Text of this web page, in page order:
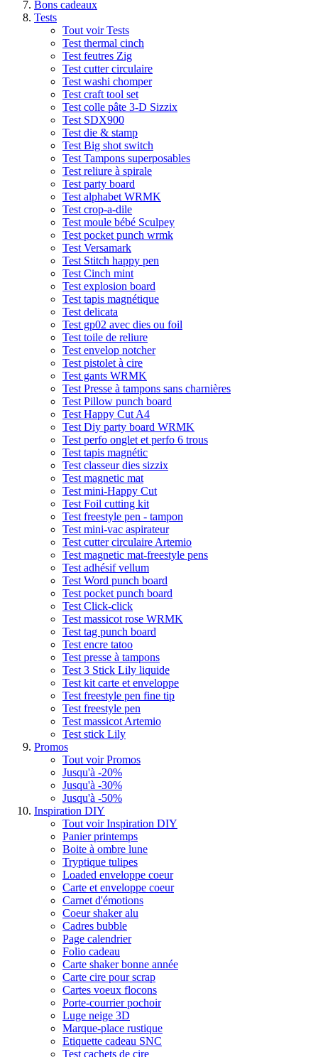
Bons cadeaux
Tests
Tout voir Tests
Test thermal cinch
Test feutres Zig
Test cutter circulaire
Test washi chomper
Test craft tool set
Test colle pâte 3-D Sizzix
Test SDX900
Test die & stamp
Test Big shot switch
Test Tampons superposables
Test reliure à spirale
Test party board
Test alphabet WRMK
Test crop-a-dile
Test moule bébé Sculpey
Test pocket punch wrmk
Test Versamark
Test Stitch happy pen
Test Cinch mint
Test explosion board
Test tapis magnétique
Test delicata
Test gp02 avec dies ou foil
Test toile de reliure
Test envelop notcher
Test pistolet à cire
Test gants WRMK
Test Presse à tampons sans charnières
Test Pillow punch board
Test Happy Cut A4
Test Diy party board WRMK
Test perfo onglet et perfo 6 trous
Test tapis magnétic
Test classeur dies sizzix
Test magnetic mat
Test mini-Happy Cut
Test Foil cutting kit
Test freestyle pen - tampon
Test mini-vac aspirateur
Test cutter circulaire Artemio
Test magnetic mat-freestyle pens
Test adhésif vellum
Test Word punch board
Test pocket punch board
Test Click-click
Test massicot rose WRMK
Test tag punch board
Test encre tatoo
Test presse à tampons
Test 3 Stick Lily liquide
Test kit carte et enveloppe
Test freestyle pen fine tip
Test freestyle pen
Test massicot Artemio
Test stick Lily
Promos
Tout voir Promos
Jusqu'à -20%
Jusqu'à -30%
Jusqu'à -50%
Inspiration DIY
Tout voir Inspiration DIY
Panier printemps
Boite à ombre lune
Tryptique tulipes
Loaded enveloppe coeur
Carte et enveloppe coeur
Carnet d'émotions
Coeur shaker alu
Cadres bubble
Page calendrier
Folio cadeau
Carte shaker bonne année
Carte cire pour scrap
Cartes voeux flocons
Porte-courrier pochoir
Luge neige 3D
Marque-place rustique
Etiquette cadeau SNC
Test cachets de cire